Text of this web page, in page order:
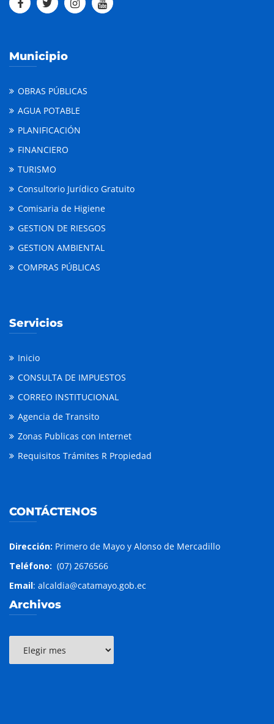
Municipio
OBRAS PÚBLICAS
AGUA POTABLE
PLANIFICACIÓN
FINANCIERO
TURISMO
Consultorio Jurídico Gratuito
Comisaria de Higiene
GESTION DE RIESGOS
GESTION AMBIENTAL
COMPRAS PÚBLICAS
Servicios
Inicio
CONSULTA DE IMPUESTOS
CORREO INSTITUCIONAL
Agencia de Transito
Zonas Publicas con Internet
Requisitos Trámites R Propiedad
CONTÁCTENOS
Dirección: Primero de Mayo y Alonso de Mercadillo
Teléfono: (07) 2676566
Email: alcaldia@catamayo.gob.ec
Archivos